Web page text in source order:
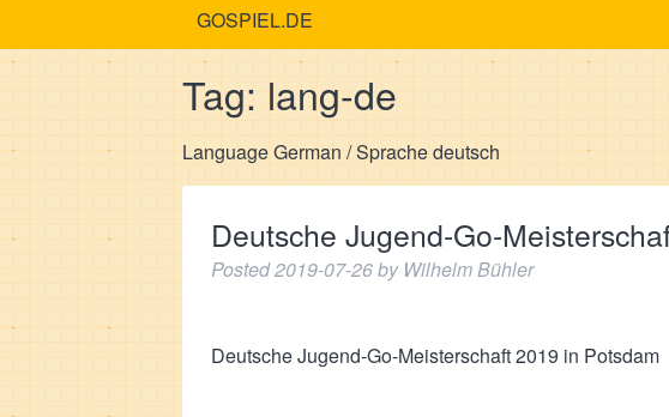
GOSPIEL.DE
Tag:lang-de
Language German / Sprache deutsch
Deutsche Jugend-Go-
Posted2019-07-26by Wilhelm Bühler
Deutsche Jugend-Go-Meisterschaft 2019 in Potsdam